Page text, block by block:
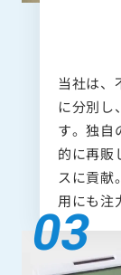
当社は、
に分別し
す。独自
的に再販
スに貢献
用にも注